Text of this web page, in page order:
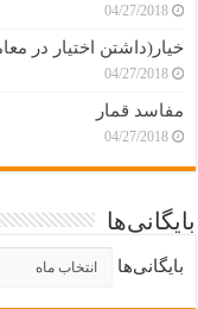
04/27/2018
خیار(داشتن اختیار در
04/27/2018
مفاسد قمار
04/27/2018
بایگانی‌ها
بایگانی‌ها